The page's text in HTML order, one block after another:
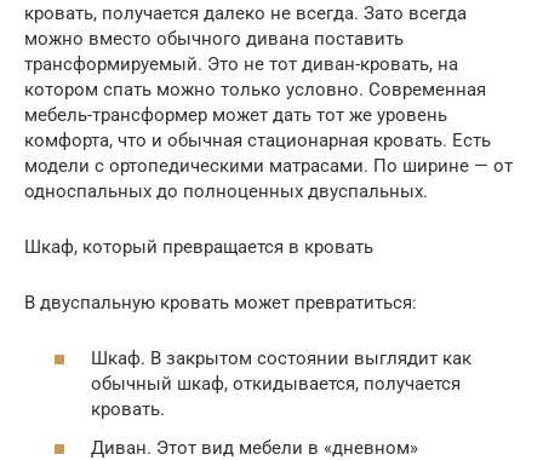
кровать, получается далеко не всегда. Зато всегда
можно вместо обычного дивана поставить
трансформируемый. Это не тот диван-кровать, на
котором спать можно только условно. Современная
мебель-трансформер может дать тот же уровень
комфорта, что и обычная стационарная кровать. Есть
модели с ортопедическими матрасами. По ширине — от
односпальных до полноценных двуспальных.
Шкаф, который превращается в кровать
В двуспальную кровать может превратиться:
Шкаф. В закрытом состоянии выглядит как
обычный шкаф, откидывается, получается
кровать.
Диван. Этот вид мебели в «дневном»